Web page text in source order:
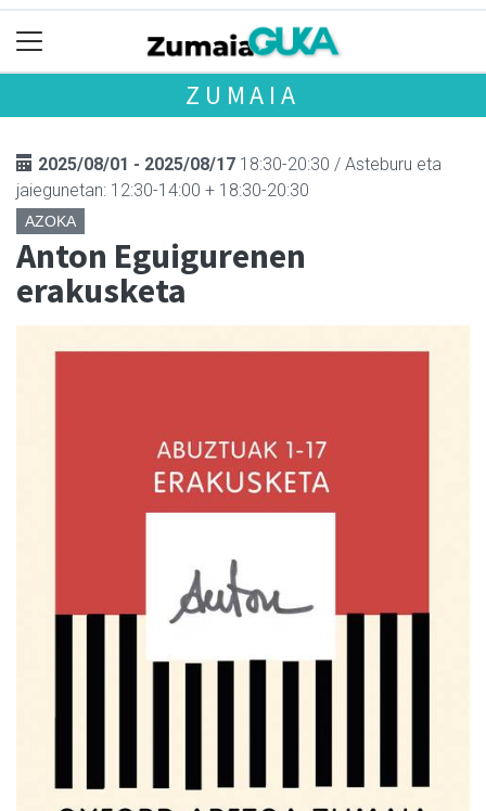
ZUMAIA
2025/08/01 - 2025/08/17 18:30-20:30 / Asteburu eta
jaiegunetan: 12:30-14:00 + 18:30-20:30
AZOKA
Anton Eguigurenen
erakusketa